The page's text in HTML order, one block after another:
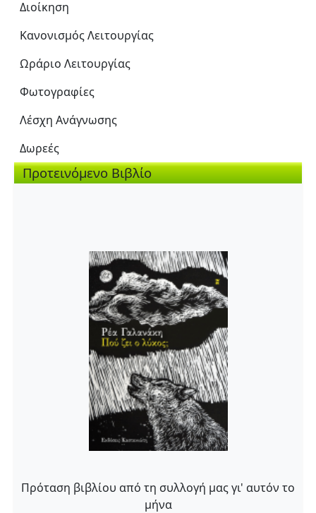
Διοίκηση
Κανονισμός Λειτουργίας
Ωράριο Λειτουργίας
Φωτογραφίες
Λέσχη Ανάγνωσης
Δωρεές
Προτεινόμενο Βιβλίο
Πρόταση βιβλίου από τη συλλογή μας γι' αυτόν το
μήνα